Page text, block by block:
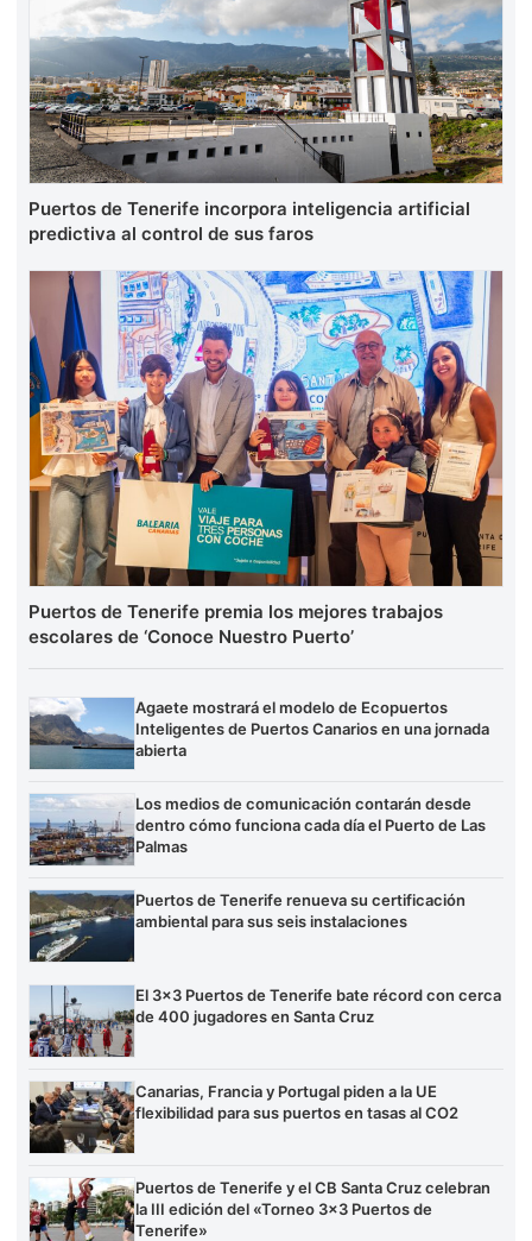
Puertos de Tenerife incorpora inteligencia artificial
predictiva al control de sus faros
Puertos de Tenerife premia los mejores trabajos
escolares de ‘Conoce Nuestro Puerto’
Agaete mostrará el modelo de Ecopuertos
Inteligentes de Puertos Canarios en una jornada
abierta
Los medios de comunicación contarán desde
dentro cómo funciona cada día el Puerto de Las
Palmas
Puertos de Tenerife renueva su certificación
ambiental para sus seis instalaciones
El 3×3 Puertos de Tenerife bate récord con cerca
de 400 jugadores en Santa Cruz
Canarias, Francia y Portugal piden a la UE
flexibilidad para sus puertos en tasas al CO2
Puertos de Tenerife y el CB Santa Cruz celebran
la III edición del «Torneo 3×3 Puertos de
Tenerife»